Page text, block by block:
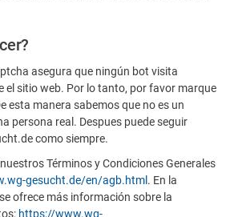
asegura que ningún bot visita
el sitio web. Por lo tanto, por favor marque
esta manera sabemos que no es un
persona real. Despues puede seguir
como siempre.
Términos y Condiciones Generales
gesucht.de/en/agb.html . En la
ofrece más información sobre la
https://www.wg-